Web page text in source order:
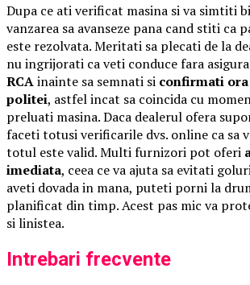
Dupa ce ati verificat masina si va simtiti
vanzarea sa avanseze pana cand stiti ca
este rezolvata. Meritati sa plecati de la
nu ingrijorati ca veti conduce fara
RCAinainte sa semnati si confirmati
politei, astfel incat sa coincida cu
preluati masina. Daca dealerul ofera
faceti totusi verificarile dvs. online ca sa
totul este valid. Multi furnizori pot oferi
imediata, ceea ce va ajuta sa evitati
aveti dovada in mana, puteti porni la
planificat din timp. Acest pas mic va
si linistea.
Intrebari frecvente